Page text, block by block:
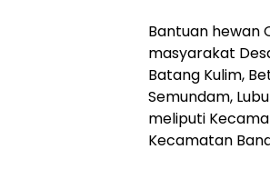
Bantuan hewan
masyarakat
Batang Kulim,
Semundam,
meliputi
Kecamatan